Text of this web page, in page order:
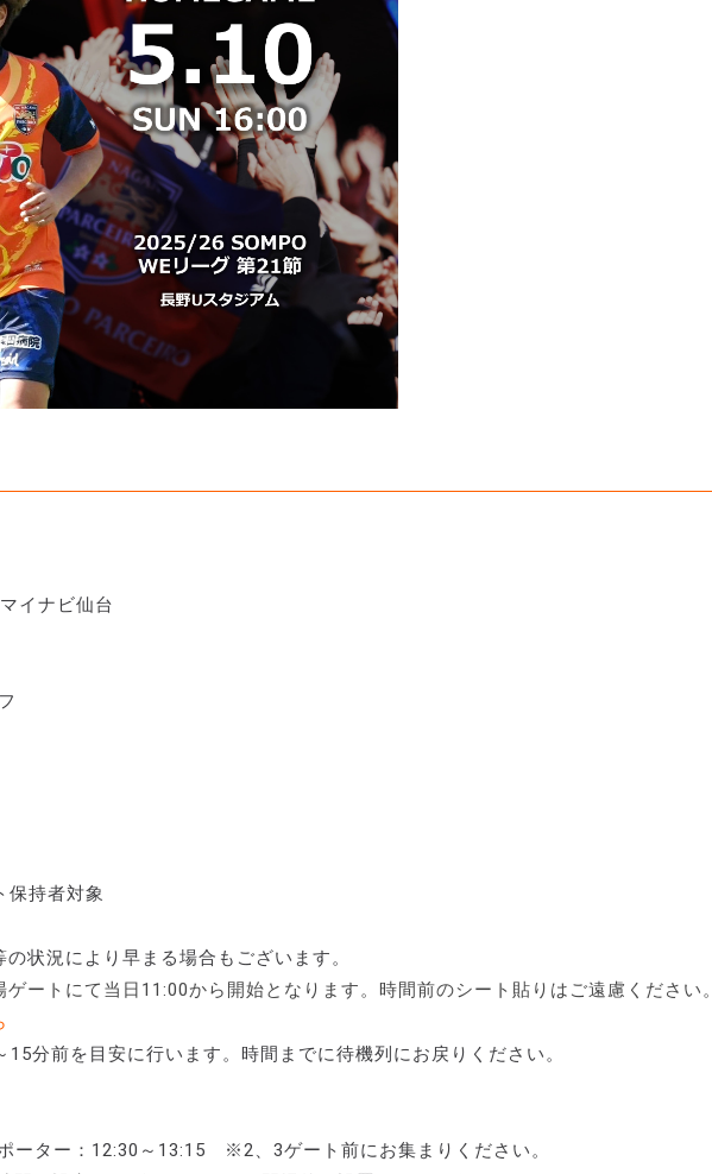
イナビ仙台
持者対象
状況により早まる場合もございます。
ートにて当日11:00から開始となります。時間前のシート貼りはご遠慮ください。
分前を目安に行います。時間までに待機列にお戻りください。
ーター：12:30～13:15 ※2、3ゲート前にお集まりください。